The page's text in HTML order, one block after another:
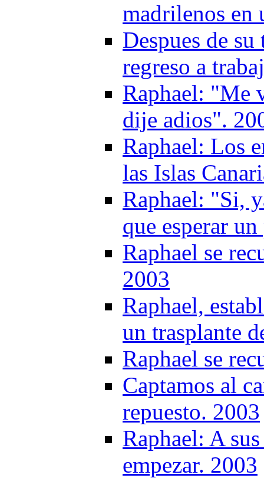
madrilenos en
Despues de
regreso a
Raphael: "Me
dije adios".
Raphael: Los
las Islas
Raphael: "Si,
que esperar
Raphael se
2003
Raphael,
un trasplante
Raphael se
Captamos al
repuesto. 2003
Raphael: A
empezar. 2003